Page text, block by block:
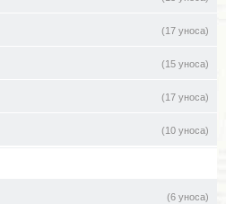
(17 уноса)
(15 уноса)
(17 уноса)
(10 уноса)
(6 уноса)